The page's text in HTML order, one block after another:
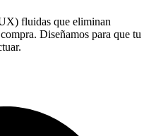
fluidas que eliminan
Diseñamos para que tu